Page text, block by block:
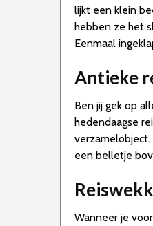
lijkt een klein
hebben ze het
Eenmaal
Antieke
Ben jij gek op
hedendaagse
verzamelobject.
een belletje
Wanneer je